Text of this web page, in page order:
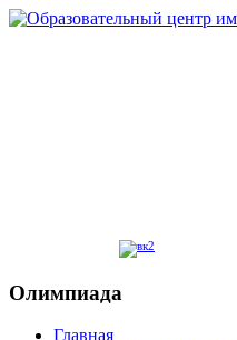
Олимпиада
Главная